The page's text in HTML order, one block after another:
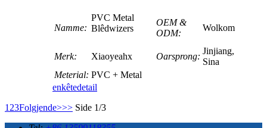
Namme:
PVC Metal
Blêdwizers
OEM &
ODM:
Wolkom
Merk: Xiaoyeahx Oarsprong:
Jinjiang,
Sina
Meterial: PVC + Metal
enkêtedetail
1 23Folgjende>>> Side 1/3